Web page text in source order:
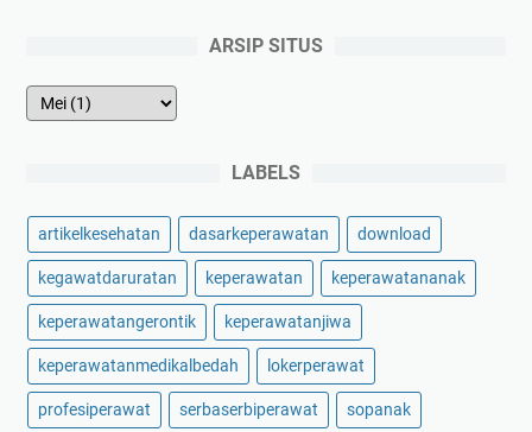
ARSIP SITUS
LABELS
artikelkesehatan dasarkeperawatan download
kegawatdaruratan keperawatan keperawatananak
keperawatangerontik keperawatanjiwa
keperawatanmedikalbedah lokerperawat
profesiperawat serbaserbiperawat sopanak